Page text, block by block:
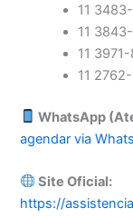
11
11
11
11
WhatsApp
agendar via
Site Oficial:
https://